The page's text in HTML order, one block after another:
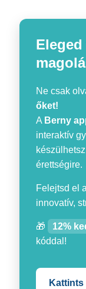
Ne csak
őket!
A Berny
interaktív
érettségire.
Felejtsd el
innovatív,
🎁 12%
kóddal!
Kattints